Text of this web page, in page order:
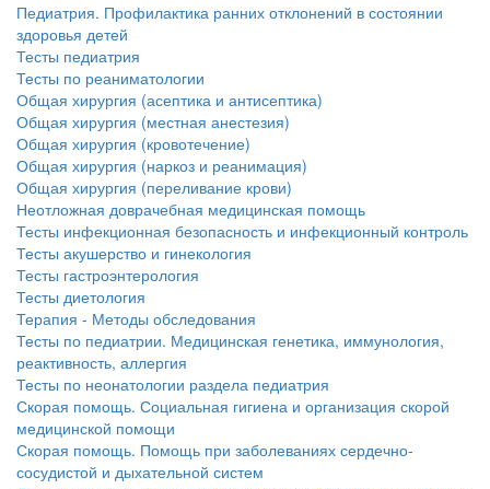
Закон о праве родителей находиться с детьми в
реанимации внесен в Госдуму
палату на
рассмотрение. Суть его
заключается в
нахождении одного из
родителей в
больничной палате
бесплатно, в течении всего срока лечения...
Педиатрия. Профилактика ранних отклонений в состоянии
здоровья детей
Тесты педиатрия
Тесты по реаниматологии
Общая хирургия (асептика и антисептика)
Общая хирургия (местная анестезия)
Общая хирургия (кровотечение)
Общая хирургия (наркоз и реанимация)
Общая хирургия (переливание крови)
Неотложная доврачебная медицинская помощь
Тесты инфекционная безопасность и инфекционный контроль
Тесты акушерство и гинекология
Тесты гастроэнтерология
Тесты диетология
Терапия - Методы обследования
Тесты по педиатрии. Медицинская генетика, иммунология,
реактивность, аллергия
Тесты по неонатологии раздела педиатрия
Скорая помощь. Социальная гигиена и организация скорой
медицинской помощи
Скорая помощь. Помощь при заболеваниях сердечно-
сосудистой и дыхательной систем